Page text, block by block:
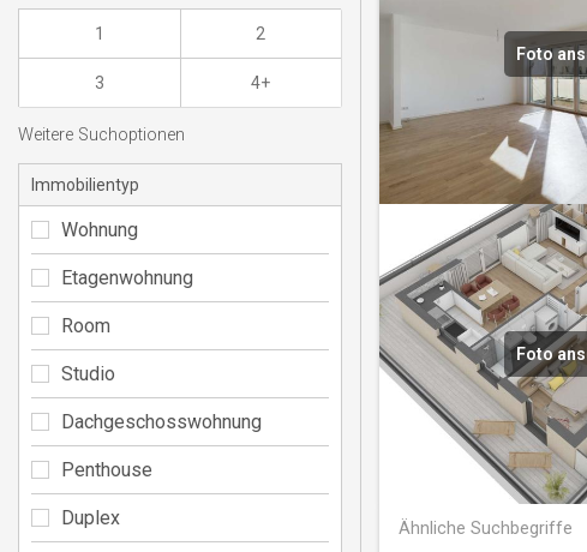
Foto
Foto
Ähnliche Suchbegriffe
1 2
3 4+
Weitere Suchoptionen
Immobilientyp
Wohnung
Etagenwohnung
Room
Studio
Dachgeschosswohnung
Penthouse
Duplex